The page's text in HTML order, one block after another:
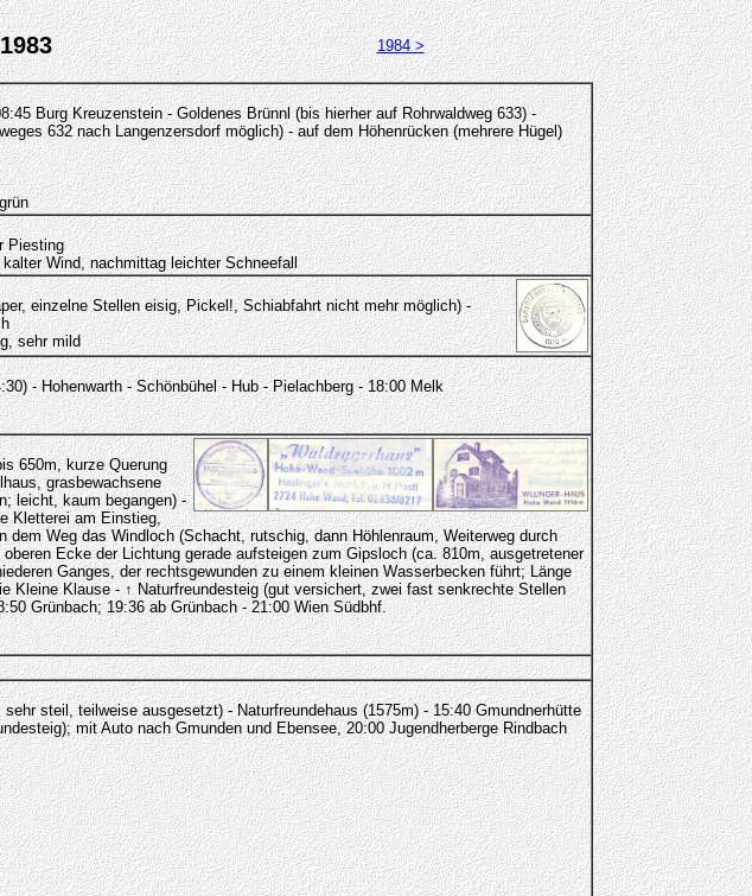
1984 >
Burg Kreuzenstein - Goldenes Brünnl (bis hierher auf Rohrwaldweg 633) -
632 nach Langenzersdorf möglich) - auf dem Höhenrücken (mehrere Hügel)
Piesting
Wind, nachmittag leichter Schneefall
einzelne Stellen eisig, Pickel!, Schiabfahrt nicht mehr möglich) -
sehr mild
- Hohenwarth - Schönbühel - Hub - Pielachberg - 18:00 Melk
650m, kurze Querung
grasbewachsene
leicht, kaum begangen) -
Kletterei am Einstieg,
Weg das Windloch (Schacht, rutschig, dann Höhlenraum, Weiterweg durch
Ecke der Lichtung gerade aufsteigen zum Gipsloch (ca. 810m, ausgetretener
Ganges, der rechtsgewunden zu einem kleinen Wasserbecken führt; Länge
Kleine Klause - ↑ Naturfreundesteig (gut versichert, zwei fast senkrechte Stellen
Grünbach; 19:36 ab Grünbach - 21:00 Wien Südbhf.
steil, teilweise ausgesetzt) - Naturfreundehaus (1575m) - 15:40 Gmundnerhütte
mit Auto nach Gmunden und Ebensee, 20:00 Jugendherberge Rindbach